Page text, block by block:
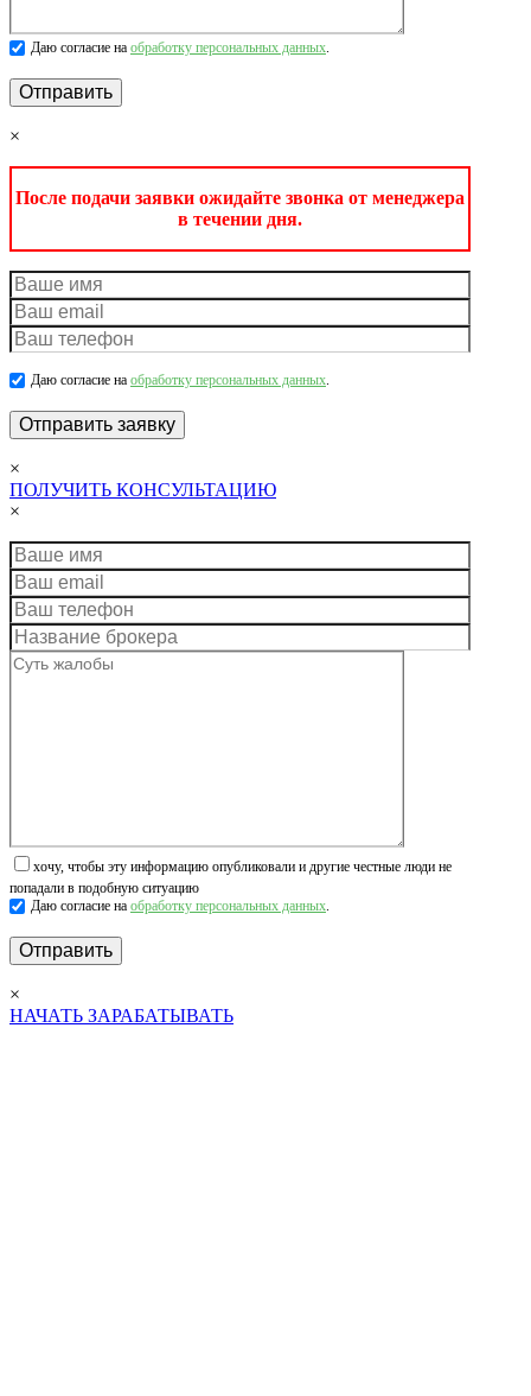
Даю согласие на обработку персональных данных.
×
После подачи заявки ожидайте звонка от менеджера
в течении дня.
Даю согласие на обработку персональных данных.
×
ПОЛУЧИТЬ КОНСУЛЬТАЦИЮ
×
хочу, чтобы эту информацию опубликовали и другие честные люди не
попадали в подобную ситуацию
Даю согласие на обработку персональных данных.
×
НАЧАТЬ ЗАРАБАТЫВАТЬ